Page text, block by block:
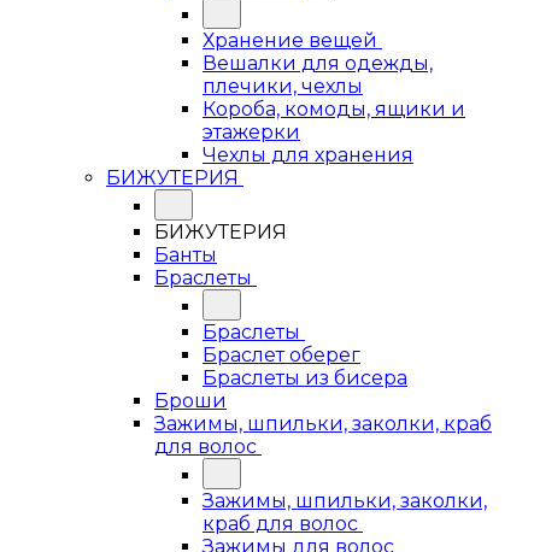
Хранение вещей
Вешалки для одежды,
плечики, чехлы
Короба, комоды, ящики и
этажерки
Чехлы для хранения
БИЖУТЕРИЯ
БИЖУТЕРИЯ
Банты
Браслеты
Браслеты
Браслет оберег
Браслеты из бисера
Броши
Зажимы, шпильки, заколки, краб
для волос
Зажимы, шпильки, заколки,
краб для волос
Зажимы для волос